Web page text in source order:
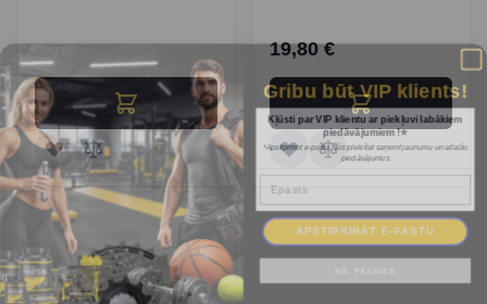
19,80 €
Gribu būt VIP klients!
Kļūsti par VIP klientu ar piekļuvi labākiem
piedāvājumiem !⭐
*Apstiprinot e-pastu, Jūs piekrītat saņemt jaunumu un atlaižu
piedāvājumus
APSTIPRINĀT E-PASTU
NĒ, PALDIES